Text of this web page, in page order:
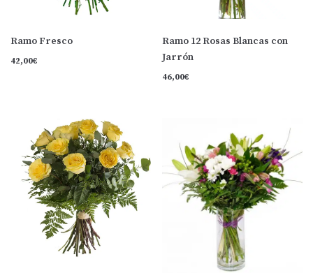
Ramo Fresco
42,00€
Ramo 12 Rosas Blancas con
Jarrón
46,00€